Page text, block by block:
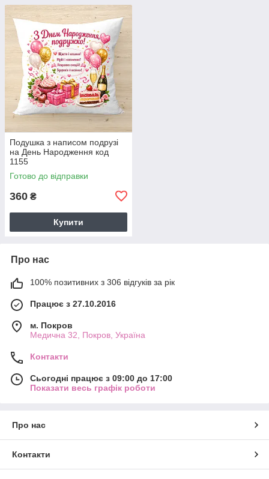
Подушка з написом подрузі
на День Народження код
1155
Готово до відправки
360 ₴
Купити
Про нас
100% позитивних з 306 відгуків за рік
Працює з 27.10.2016
м. Покров
Медична 32, Покров, Україна
Контакти
Сьогодні працює з 09:00 до 17:00
Показати весь графік роботи
Про нас
Контакти